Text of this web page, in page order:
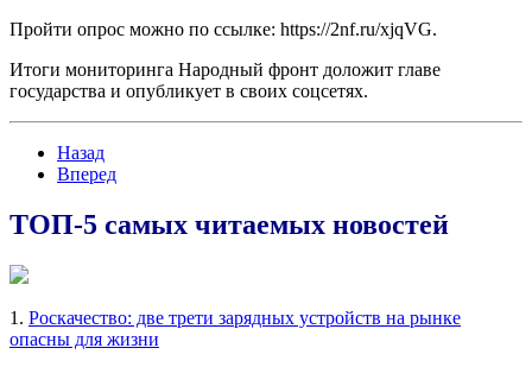
Пройти опрос можно по ссылке: https://2nf.ru/xjqVG.
Итоги мониторинга Народный фронт доложит главе
государства и опубликует в своих соцсетях.
Назад
Вперед
ТОП-5 самых читаемых новостей
1. Роскачество: две трети зарядных устройств на рынке
опасны для жизни